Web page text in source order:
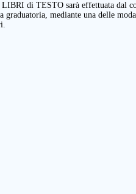
di TESTO sarà effettuata dal
graduatoria, mediante una delle